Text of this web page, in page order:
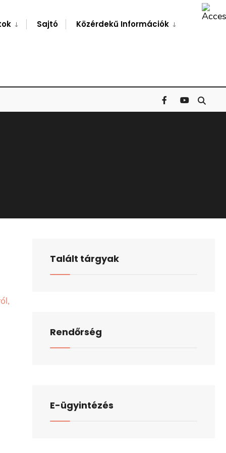
Sajtó Közérdekű Információk
Talált tárgyak
Rendőrség
E-ügyintézés
Window